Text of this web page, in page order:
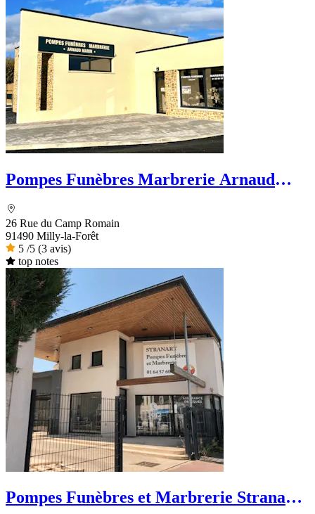
Pompes Funèbres Marbrerie Arnaud
26 Rue du Camp Romain
91490 Milly-la-Forêt
5 /5 (3 avis)
top notes
Pompes Funèbres et Marbrerie Stranart -